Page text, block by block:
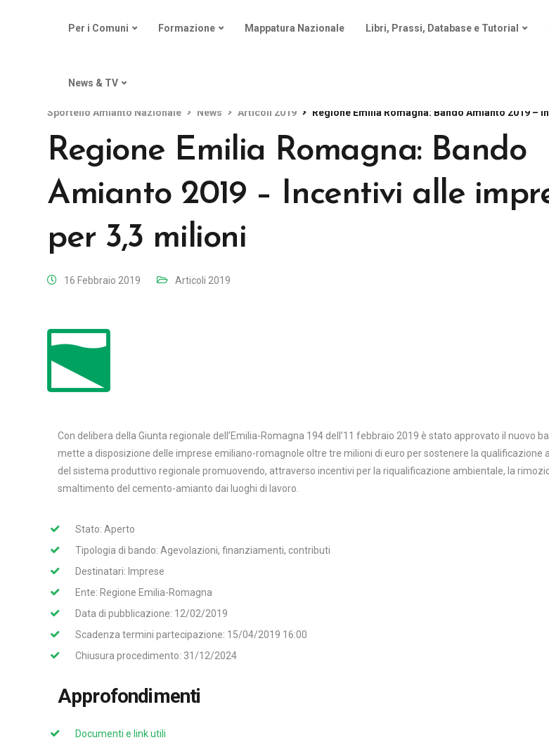
Per i Comuni Formazione Mappatura Nazionale Libri, Prassi, Database e Tutorial
News & TV
Sportello Amianto Nazionale News Articoli 2019 Regione Emilia Romagna: Bando Amianto 2019 – Incentivi alle
Regione Emilia Romagna: Bando
Amianto 2019 – Incentivi alle
per 3,3 milioni
16 Febbraio 2019 Articoli 2019
Con delibera della Giunta regionale dell’Emilia-Romagna 194 dell’11 febbraio 2019 è stato approvato il nuovo
mette a disposizione delle imprese emiliano-romagnole oltre tre milioni di euro per sostenere la qualificazione
del sistema produttivo regionale promuovendo, attraverso incentivi per la riqualificazione ambientale, la
smaltimento del cemento-amianto dai luoghi di lavoro.
Stato: Aperto
Tipologia di bando: Agevolazioni, finanziamenti, contributi
Destinatari: Imprese
Ente: Regione Emilia-Romagna
Data di pubblicazione: 12/02/2019
Scadenza termini partecipazione: 15/04/2019 16:00
Chiusura procedimento: 31/12/2024
Approfondimenti
Documenti e link utili